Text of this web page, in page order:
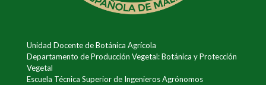
Unidad Docente de Botánica Agrícola
Departamento de Producción Vegetal: Botánica y Protección
Vegetal
Escuela Técnica Superior de Ingenieros Agrónomos